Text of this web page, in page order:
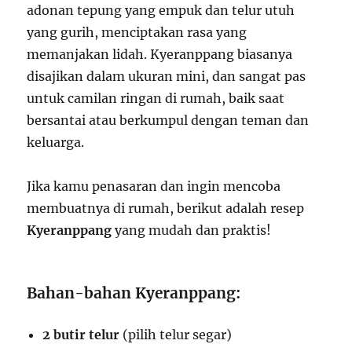
adonan tepung yang empuk dan telur utuh
yang gurih, menciptakan rasa yang
memanjakan lidah. Kyeranppang biasanya
disajikan dalam ukuran mini, dan sangat pas
untuk camilan ringan di rumah, baik saat
bersantai atau berkumpul dengan teman dan
keluarga.
Jika kamu penasaran dan ingin mencoba
membuatnya di rumah, berikut adalah resep
Kyeranppang yang mudah dan praktis!
Bahan-bahan Kyeranppang:
2 butir telur (pilih telur segar)